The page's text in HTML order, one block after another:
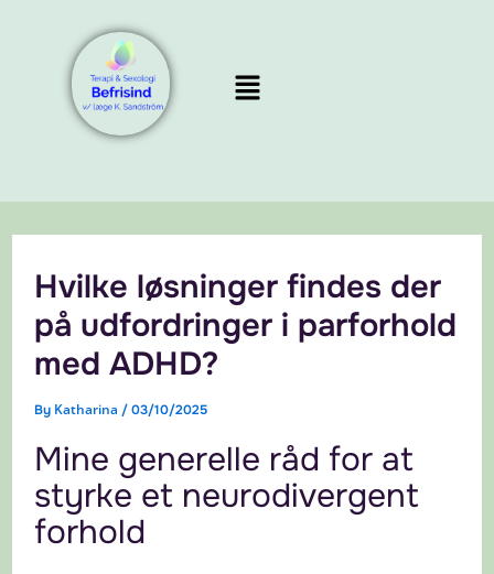
content
Menu
Hvilke løsninger findes der
på udfordringer i parforhold
med ADHD?
By Katharina / 03/10/2025
Mine generelle råd for at
styrke et neurodivergent
forhold